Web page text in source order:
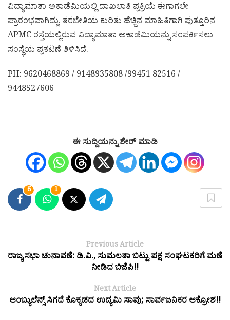
ವಿದ್ಯಾಮಾತಾ ಅಕಾಡೆಮಿಯಲ್ಲಿ ದಾಖಲಾತಿ ಪ್ರಕ್ರಿಯೆ ಈಗಾಗಲೇ
ಪ್ರಾರಂಭವಾಗಿದ್ದು, ತರಬೇತಿಯ ಕುರಿತು ಹೆಚ್ಚಿನ ಮಾಹಿತಿಗಾಗಿ ಪುತ್ತೂರಿನ
APMC ರಸ್ತೆಯಲ್ಲಿರುವ ವಿದ್ಯಾಮಾತಾ ಅಕಾಡೆಮಿಯನ್ನು ಸಂಪರ್ಕಿಸಲು
ಸಂಸ್ಥೆಯ ಪ್ರಕಟಣೆ ತಿಳಿಸಿದೆ.
PH: 9620468869 / 9148935808 /99451 82516 /
9448527606
ಈ ಸುದ್ದಿಯನ್ನು ಶೇರ್ ಮಾಡಿ
6 1
Previous Article
ರಾಜ್ಯಸಭಾ ಚುನಾವಣೆ: ಡಿ.ವಿ., ಸುಮಲತಾ ಬಿಟ್ಟು ಪಕ್ಷ ಸಂಘಟಕರಿಗೆ ಮಣೆ
ನೀಡಿದ ಬಿಜೆಪಿ!!
Next Article
ಆಂಬ್ಯುಲೆನ್ಸ್ ಸಿಗದೆ ಕೊಕ್ಕಡದ ಉದ್ಯಮಿ ಸಾವು; ಸಾರ್ವಜನಿಕರ ಆಕ್ರೋಶ!!